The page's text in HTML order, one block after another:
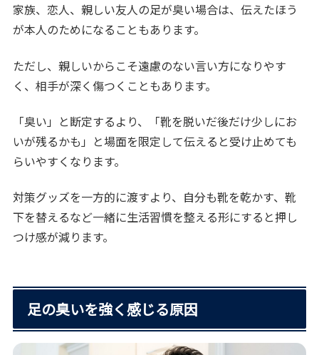
家族、恋人、親しい友人の足が臭い場合は、伝えたほう
が本人のためになることもあります。
ただし、親しいからこそ遠慮のない言い方になりやす
く、相手が深く傷つくこともあります。
「臭い」と断定するより、「靴を脱いだ後だけ少しにお
いが残るかも」と場面を限定して伝えると受け止めても
らいやすくなります。
対策グッズを一方的に渡すより、自分も靴を乾かす、靴
下を替えるなど一緒に生活習慣を整える形にすると押し
つけ感が減ります。
足の臭いを強く感じる原因